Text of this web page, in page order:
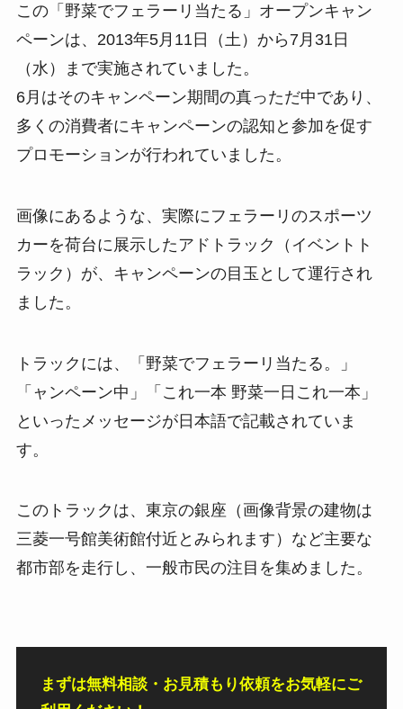
この「野菜でフェラーリ当たる」オープンキャン
ペーンは、2013年5月11日（土）から7月31日
（水）まで実施されていました。
6月はそのキャンペーン期間の真っただ中であり、
多くの消費者にキャンペーンの認知と参加を促す
プロモーションが行われていました。
画像にあるような、実際にフェラーリのスポーツ
カーを荷台に展示したアドトラック（イベントト
ラック）が、キャンペーンの目玉として運行され
ました。
トラックには、「野菜でフェラーリ当たる。」
「ャンペーン中」「これ一本 野菜一日これ一本」
といったメッセージが日本語で記載されていま
す。
このトラックは、東京の銀座（画像背景の建物は
三菱一号館美術館付近とみられます）など主要な
都市部を走行し、一般市民の注目を集めました。
まずは無料相談・お見積もり依頼をお気軽にご